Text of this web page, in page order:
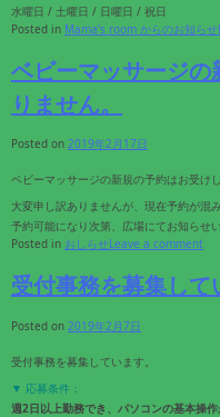
水曜日 / 土曜日 / 日曜日 / 祝日
Posted in Mama's room からのお知らせ
ベビーマッサージ
りません。
Posted on 2019年2月17日
ベビーマッサージの新規の予約はお受け
大変申し訳ありませんが、現在予約が混
予約可能になり次第、広場にてお知らせい
Posted in おしらせLeave a comment
受付事務を募集して
Posted on 2019年2月7日
受付事務を募集しています。
▼ 応募条件：
週2日以上勤務でき、パソコンの基本操作